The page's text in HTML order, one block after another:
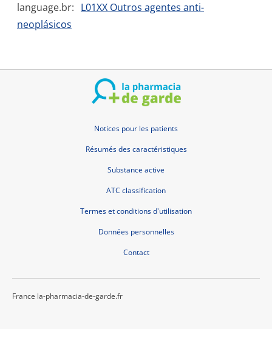
language.br: L01XX Outros agentes anti-
neoplásicos
Notices pour les patients
Résumés des caractéristiques
Substance active
ATC classification
Termes et conditions d'utilisation
Données personnelles
Contact
France la-pharmacia-de-garde.fr